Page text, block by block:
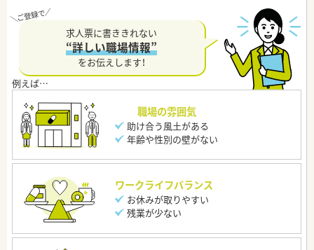
求人票に書ききれない
“詳しい職場情報”
をお伝えします！
職場の雰囲気
助け合う風土がある
年齢や性別の壁がない
ワークライフバランス
お休みが取りやすい
残業が少ない